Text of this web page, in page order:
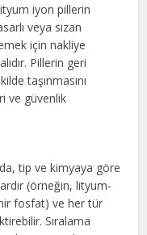
iyon pillerin
veya sızan
için nakliye
Pillerin geri
taşınmasını
ve güvenlik
tip ve kimyaya göre
(örneğin, lityum-
fosfat) ve her tür
Sıralama